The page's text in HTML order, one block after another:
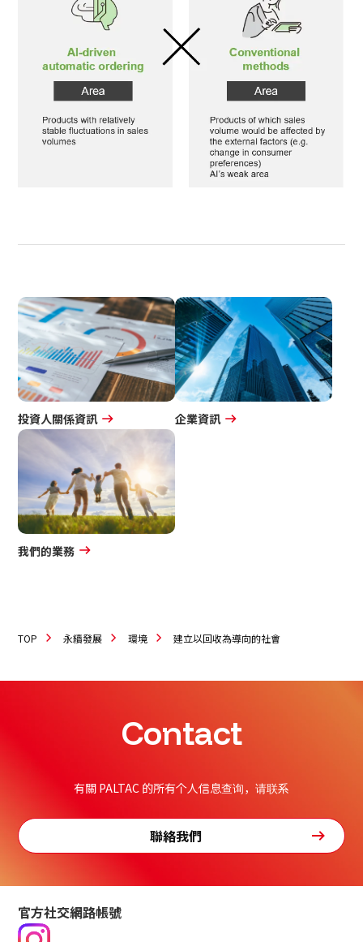
投資人關係資訊 企業資訊
我們的業務
TOP 永續發展 環境 建立以回收為導向的社會
Contact
有關 PALTAC 的所有个人信息查询，请联系
聯絡我們
官方社交網路帳號